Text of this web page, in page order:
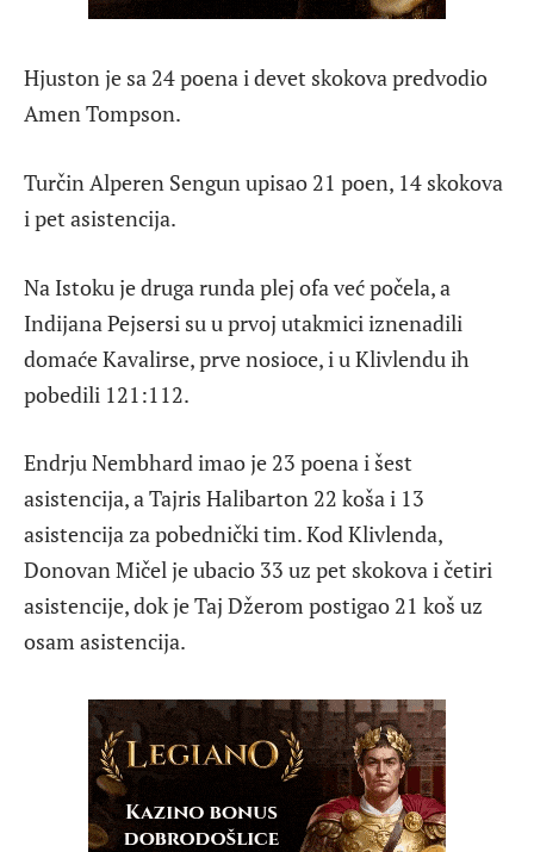
Hjuston je sa 24 poena i devet skokova predvodio
Amen Tompson.
Turčin Alperen Sengun upisao 21 poen, 14 skokova
i pet asistencija.
Na Istoku je druga runda plej ofa već počela, a
Indijana Pejsersi su u prvoj utakmici iznenadili
domaće Kavalirse, prve nosioce, i u Klivlendu ih
pobedili 121:112.
Endrju Nembhard imao je 23 poena i šest
asistencija, a Tajris Halibarton 22 koša i 13
asistencija za pobednički tim. Kod Klivlenda,
Donovan Mičel je ubacio 33 uz pet skokova i četiri
asistencije, dok je Taj Džerom postigao 21 koš uz
osam asistencija.